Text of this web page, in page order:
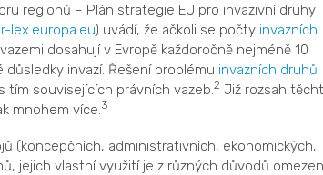
regionů – Plán strategie EU pro invazivní druhy
lex.europa.eu) uvádí, že ačkoli se počty invazních
dosahují v Evropě každoročně nejméně 10
důsledky invazí. Řešení problému invazních druhů
souvisejících právních vazeb. 2 Již rozsah
mnohem více. 3
(koncepčních, administrativních, ekonomických,
jejich vlastní využití je z různých důvodů